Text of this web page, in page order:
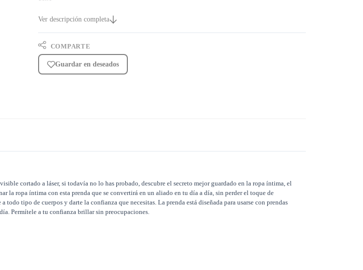
Ver descripción completa
COMPARTE
Guardar en deseados
cortado a láser, si todavía no lo has probado, descubre el secreto mejor guardado en la ropa íntima, el
la ropa íntima con esta prenda que se convertirá en un aliado en tu día a día, sin perder el toque de
tipo de cuerpos y darte la confianza que necesitas. La prenda está diseñada para usarse con prendas
Permítele a tu confianza brillar sin preocupaciones.